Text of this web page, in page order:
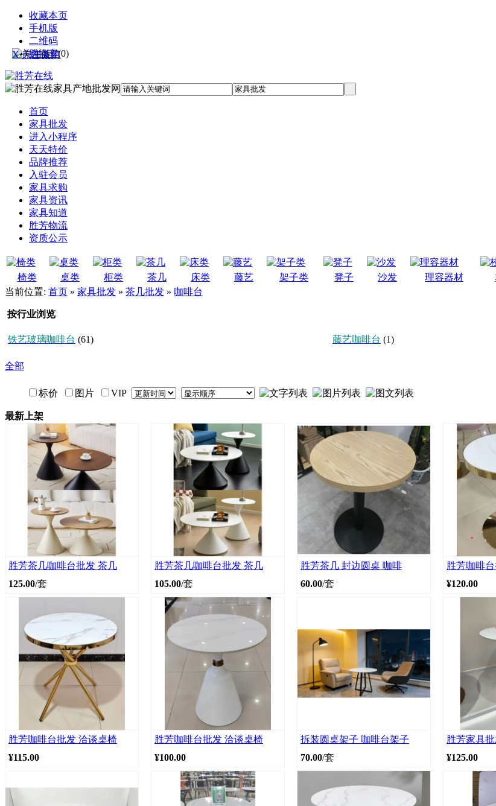
收藏本页
手机版
二维码
购物车(0)
首页
家具批发
进入小程序
天天特价
品牌推荐
入驻会员
家具求购
家具资讯
家具知道
胜芳物流
资质公示
椅类 桌类 柜类 茶几 床类 藤艺 架子类 凳子 沙发 理容器材
当前位置: 首页 » 家具批发 » 茶几批发 » 咖啡台
按行业浏览
铁艺玻璃咖啡台 (61) 藤艺咖啡台 (1)
全部
标价 图片 VIP
最新上架
胜芳茶几咖啡台批发 茶几
125.00/套
胜芳茶几咖啡台批发 茶几
105.00/套
胜芳茶几 封边圆桌 咖啡
60.00/套
胜芳咖啡
¥120.00
胜芳咖啡台批发 洽谈桌椅
¥115.00
胜芳咖啡台批发 洽谈桌椅
¥100.00
拆装圆桌架子 咖啡台架子
70.00/套
胜芳家具
¥125.00
X 点击关闭